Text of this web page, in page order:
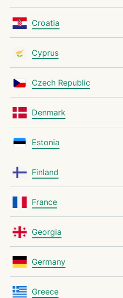
Croatia
Cyprus
Czech Republic
Denmark
Estonia
Finland
France
Georgia
Germany
Greece